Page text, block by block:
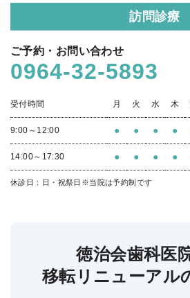
訪問診療
ご予約・お問い合わせ
0964-32-5893
受付時間 月 火 水 木
9:00～12:00 ● ● ● ●
14:00～17:30 ● ● ● ●
休診日：日・祝祭日 ※当院は予約制です
徳治会歯科医
移転リニューアル